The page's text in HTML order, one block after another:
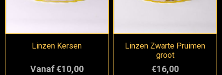
Linzen Kersen
Vanaf €10,00
Linzen Zwarte Pruimen
groot
€16,00